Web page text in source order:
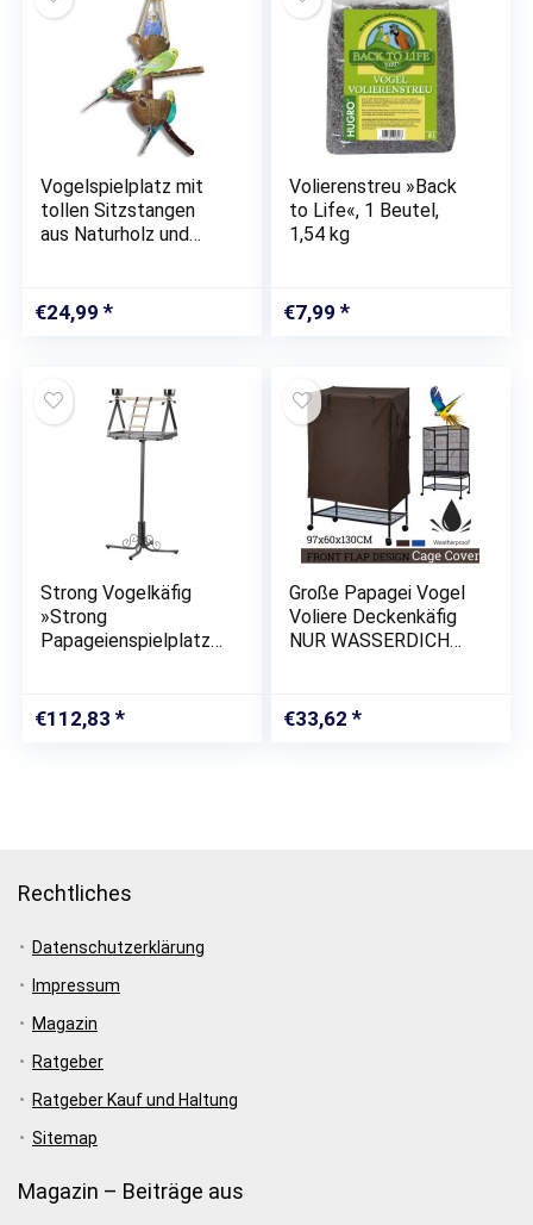
Vogelspielplatz mit
tollen Sitzstangen
aus Naturholz und
besondere
Futterplatz und
€24,99
Volierenstreu »Back
to Life«, 1 Beutel,
1,54 kg
€7,99
Strong Vogelkäfig
»Strong
Papageienspielplatz
57x52x134cm
99041«
€112,83
Große Papagei Vogel
Voliere Deckenkäfig
NUR WASSERDICHTE
HOCH (Kaffee)
€33,62
Rechtliches
Datenschutzerklärung
Impressum
Magazin
Ratgeber
Ratgeber Kauf und Haltung
Sitemap
Magazin – Beiträge aus